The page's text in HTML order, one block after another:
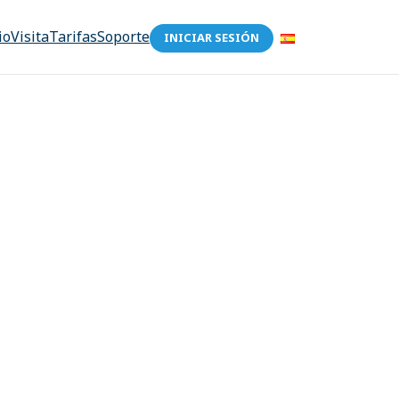
VisitaTarifasSoporte INICIAR SESIÓN